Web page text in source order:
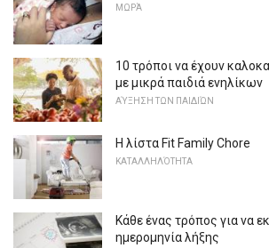
ΜΩΡΆ
10 τρόποι να έχουν
με μικρά παιδιά ενηλίκων
ΑΎΞΗΣΗ ΤΩΝ ΠΑΙΔΙΏΝ
Η λίστα Fit Family Chore
ΚΑΤΑΛΛΗΛΌΤΗΤΑ
Κάθε ένας τρόπος για να
ημερομηνία λήξης